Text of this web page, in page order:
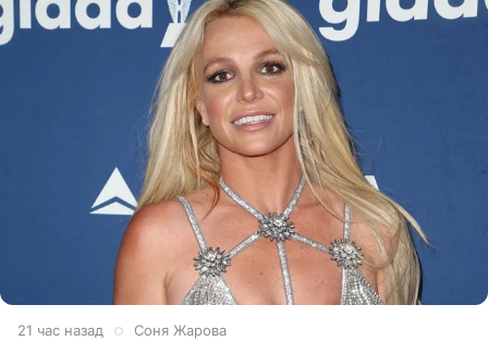
21 час назад Соня Жарова